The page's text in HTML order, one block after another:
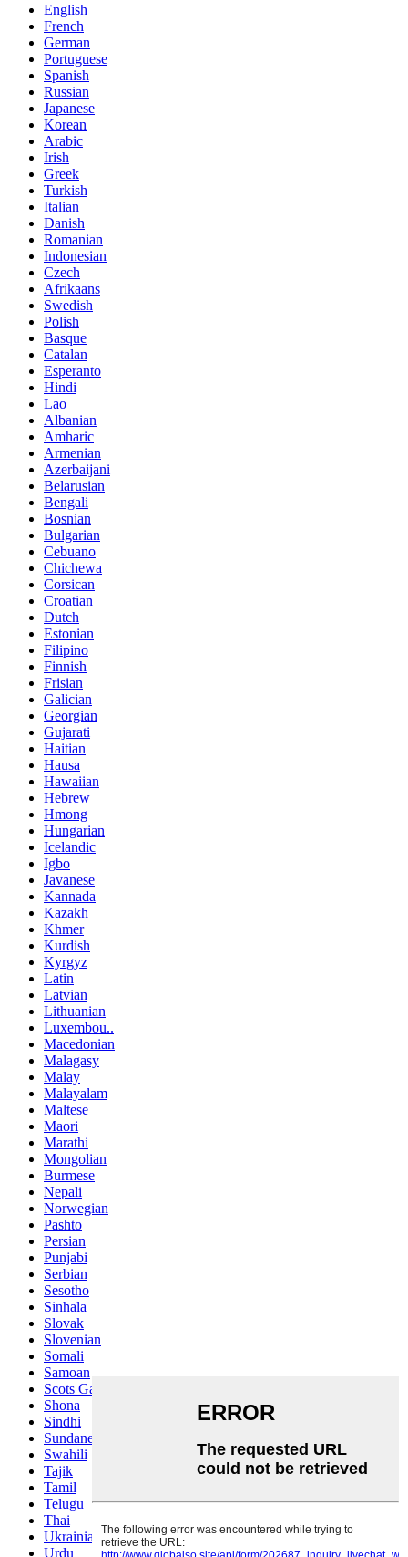
English
French
German
Portuguese
Spanish
Russian
Japanese
Korean
Arabic
Irish
Greek
Turkish
Italian
Danish
Romanian
Indonesian
Czech
Afrikaans
Swedish
Polish
Basque
Catalan
Esperanto
Hindi
Lao
Albanian
Amharic
Armenian
Azerbaijani
Belarusian
Bengali
Bosnian
Bulgarian
Cebuano
Chichewa
Corsican
Croatian
Dutch
Estonian
Filipino
Finnish
Frisian
Galician
Georgian
Gujarati
Haitian
Hausa
Hawaiian
Hebrew
Hmong
Hungarian
Icelandic
Igbo
Javanese
Kannada
Kazakh
Khmer
Kurdish
Kyrgyz
Latin
Latvian
Lithuanian
Luxembou..
Macedonian
Malagasy
Malay
Malayalam
Maltese
Maori
Marathi
Mongolian
Burmese
Nepali
Norwegian
Pashto
Persian
Punjabi
Serbian
Sesotho
Sinhala
Slovak
Slovenian
Somali
Samoan
Scots Gaelic
Shona
Sindhi
Sundanese
Swahili
Tajik
Tamil
Telugu
Thai
Ukrainian
Urdu